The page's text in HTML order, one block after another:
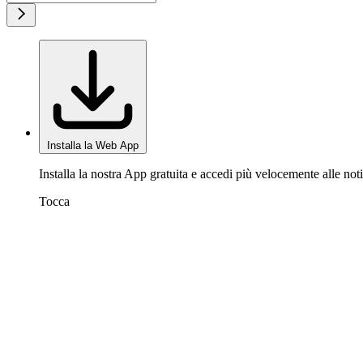
Installa la Web App
Installa la nostra App gratuita e accedi più velocemente alle
Tocca